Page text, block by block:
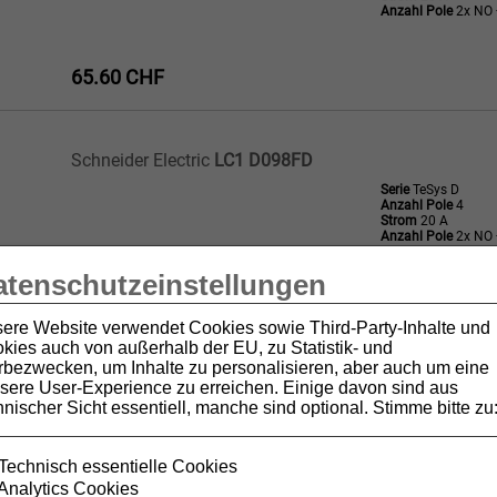
Website verwendet Cookies sowie Third-Party-Inhalte und
auch von außerhalb der EU, zu Statistik- und
um Inhalte zu personalisieren, aber auch um eine
User-Experience zu erreichen. Einige davon sind aus
Sicht essentiell, manche sind optional. Stimme bitte zu:
essentielle Cookies
Cookies
Anzahl Pole2x NO
65.60 CHF
Schneider Electric LC1 D098FD
SerieTeSys D
Anzahl Pole4
Strom 20 A
Anzahl Pole2x NO
104.40 CHF
Schneider ElectricLC1 D098JD
SerieTeSys D